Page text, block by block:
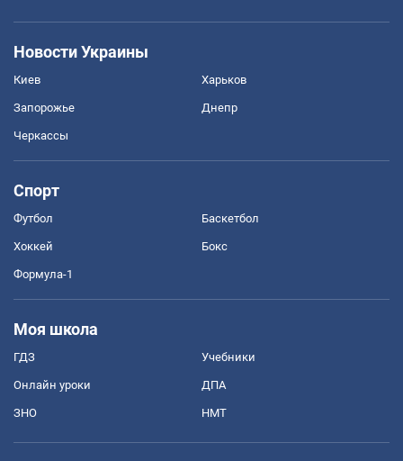
Новости Украины
Киев Харьков
Запорожье Днепр
Черкассы
Спорт
Футбол Баскетбол
Хоккей Бокс
Формула-1
Моя школа
ГДЗ Учебники
Онлайн уроки ДПА
ЗНО НМТ